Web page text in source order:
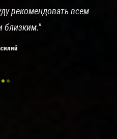
рекомендовать всем
близким.